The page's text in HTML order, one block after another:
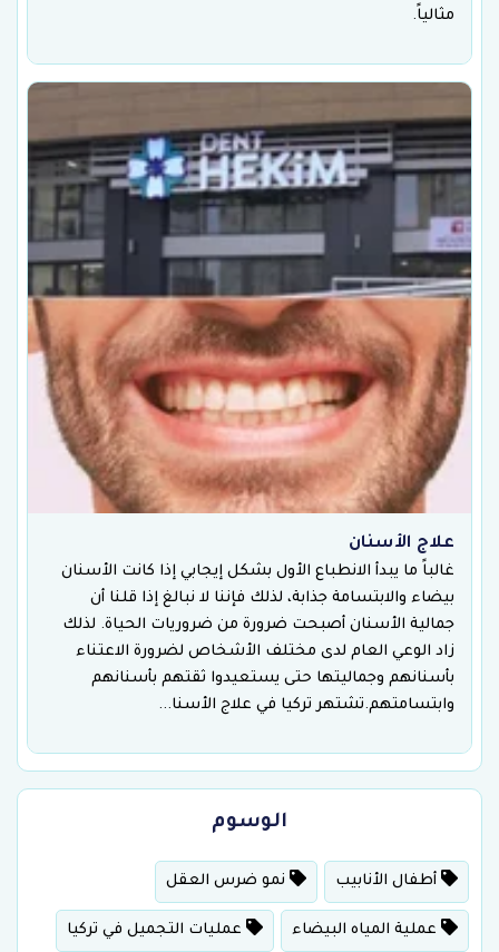
مثالياً.
علاج الأسنان
غالباً ما يبدأ الانطباع الأول بشكل إيجابي إذا كانت الأسنان
بيضاء والابتسامة جذابة، لذلك فإننا لا نبالغ إذا قلنا أن
جمالية الأسنان أصبحت ضرورة من ضروريات الحياة. لذلك
زاد الوعي العام لدى مختلف الأشخاص لضرورة الاعتناء
بأسنانهم وجماليتها حتى يستعيدوا ثقتهم بأسنانهم
وابتسامتهم.تشتهر تركيا في علاج الأسنا...
الوسوم
أطفال الأنابيب نمو ضرس العقل
عملية المياه البيضاء عمليات التجميل في تركيا